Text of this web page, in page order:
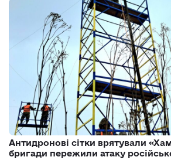
Антидронові сітки врятували
бригади пережили атаку